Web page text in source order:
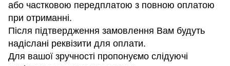
або частковою передплатою з повною оплатою
при отриманні.
Після підтвердження замовлення Вам будуть
надіслані реквізити для оплати.
Для вашої зручності пропонуємо слідуючі